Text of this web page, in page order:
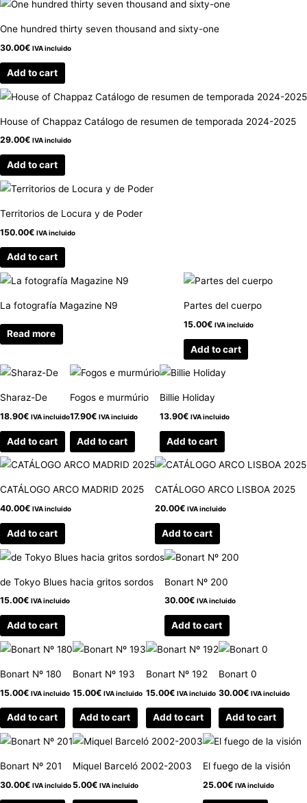
One hundred thirty seven thousand and sixty-one
30.00€ IVA incluido
Add to cart
House of Chappaz Catálogo de resumen de temporada 2024-2025
29.00€ IVA incluido
Add to cart
Territorios de Locura y de Poder
150.00€ IVA incluido
Add to cart
La fotografía Magazine N9
Read more
Partes del cuerpo
15.00€ IVA incluido
Add to cart
Sharaz-De
18.90€ IVA incluido
Add to cart
Fogos e murmúrio
17.90€ IVA incluido
Add to cart
Billie Holiday
13.90€ IVA incluido
Add to cart
CATÁLOGO ARCO MADRID 2025
40.00€ IVA incluido
Add to cart
CATÁLOGO ARCO LISBOA 2025
20.00€ IVA incluido
Add to cart
de Tokyo Blues hacia gritos sordos
15.00€ IVA incluido
Add to cart
Bonart Nº 200
30.00€ IVA incluido
Add to cart
Bonart Nº 180
15.00€ IVA incluido
Add to cart
Bonart Nº 193
15.00€ IVA incluido
Add to cart
Bonart Nº 192
15.00€ IVA incluido
Add to cart
Bonart 0
30.00€ IVA incluido
Add to cart
Bonart Nº 201
30.00€ IVA incluido
Miquel Barceló 2002-2003
5.00€ IVA incluido
El fuego de la visión
25.00€ IVA incluido